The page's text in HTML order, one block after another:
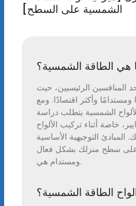
الشمسية على السطح]
هي الطاقة الشمسية؟
المنافسين الرئيسيين، حيث
وأكثر اقتصادًا. ومع
الشمسية يتطلب دراسة
خاصة أثناء تركيب الألواح
التوجيهية الأساسية
على سطح منزلك بشكل فعال
ومستدام هي:
الطاقة الشمسية؟